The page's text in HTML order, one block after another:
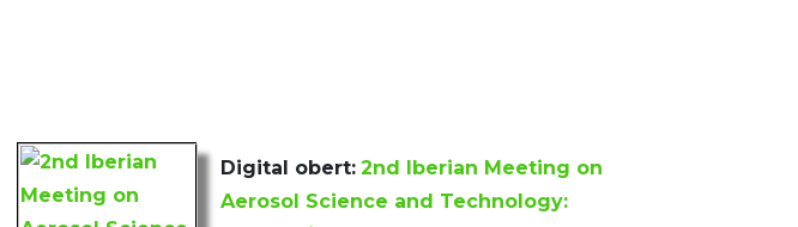
Digital obert: 2nd Iberian Meeting on
Aerosol Science and Technology: